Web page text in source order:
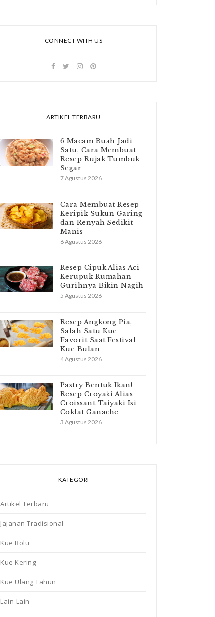
CONNECT WITH US
ARTIKEL TERBARU
6 Macam Buah Jadi
Satu, Cara Membuat
Resep Rujak Tumbuk
Segar
7 Agustus 2026
Cara Membuat Resep
Keripik Sukun Garing
dan Renyah Sedikit
Manis
6 Agustus 2026
Resep Cipuk Alias Aci
Kerupuk Rumahan
Gurihnya Bikin Nagih
5 Agustus 2026
Resep Angkong Pia,
Salah Satu Kue
Favorit Saat Festival
Kue Bulan
4 Agustus 2026
Pastry Bentuk Ikan!
Resep Croyaki Alias
Croissant Taiyaki Isi
Coklat Ganache
3 Agustus 2026
KATEGORI
Artikel Terbaru
Jajanan Tradisional
Kue Bolu
Kue Kering
Kue Ulang Tahun
Lain-Lain